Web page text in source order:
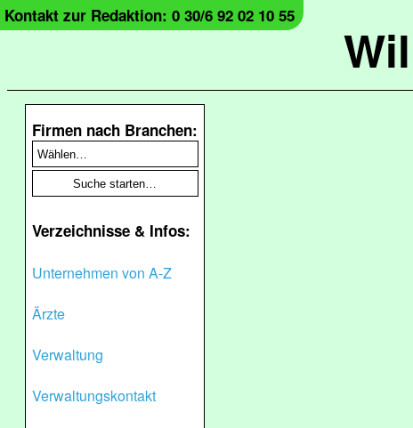
Kontakt zur Redaktion: 0 30/6 92 02 10 55
Firmen nach Branchen:
Verzeichnisse & Infos:
Unternehmen von A-Z
Ärzte
Verwaltung
Verwaltungskontakt